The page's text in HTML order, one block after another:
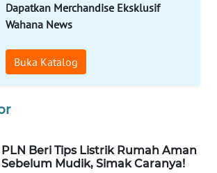
Dapatkan Merchandise Eksklusif
Wahana News
Buka Katalog
PLN Beri Tips Listrik Rumah Aman
Sebelum Mudik, Simak Caranya!